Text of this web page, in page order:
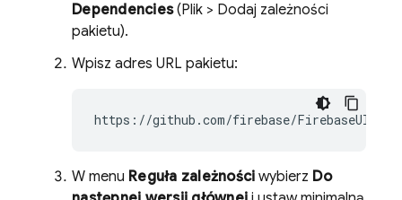
Dependencies(Plik > Dodaj zależności
pakietu).
Wpisz adres URL pakietu:
W menu Reguła zależności wybierz Do